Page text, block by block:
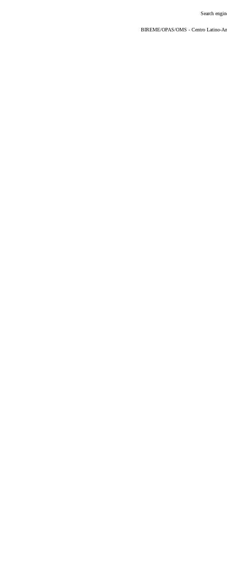
Search
BIREME/OPAS/OMS - Centro Latino-